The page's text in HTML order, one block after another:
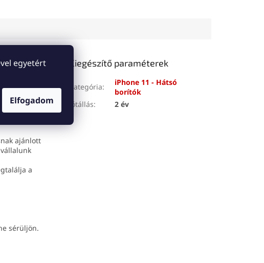
egyetért
Elfogadom
az a képen is
ajánlott
a
sérüljön.
Kiegészítő paraméterek
Kategória:
iPhone 11 - Hátsó
borítók
Jótállás: 2 év